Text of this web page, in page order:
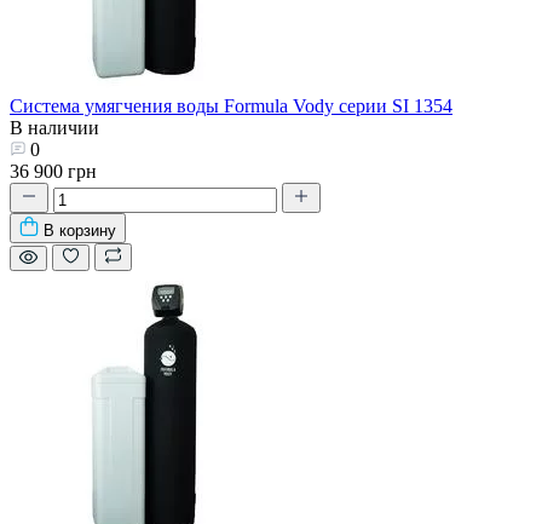
Система умягчения воды Formula Vody серии SI 1354
В наличии
0
36 900 грн
В корзину